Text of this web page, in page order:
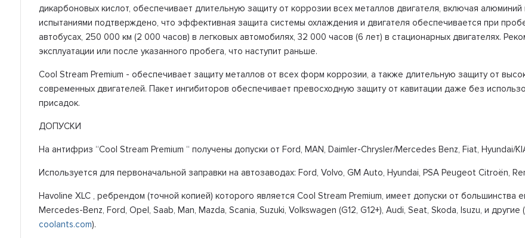
дикарбоновых кислот, обеспечивает длительную защиту от коррозии всех металлов двигателя, включая
испытаниями подтверждено, что эффективная защита системы охлаждения и двигателя обеспечивается при
автобусах, 250 000 км (2 000 часов) в легковых автомобилях, 32 000 часов (6 лет) в стационарных двигателях.
эксплуатации или после указанного пробега, что наступит раньше.
Cool Stream Premium - обеспечивает защиту металлов от всех форм коррозии, а также длительную защиту от
современных двигателей. Пакет ингибиторов обеспечивает превосходную защиту от кавитации даже без
присадок.
ДОПУСКИ
На антифриз “Cool Stream Premium “ получены допуски от Ford, MAN, Daimler-Chrysler/Mercedes Benz, Fiat,
Используется для первоначальной заправки на автозаводах: Ford, Volvo, GM Auto, Hyundai, PSA Peugeot Citroёn,
Havoline XLC , ребрендом (точной копией) которого является Cool Stream Premium, имеет допуски от большинства
Mercedes-Benz, Ford, Opel, Saab, Man, Mazda, Scania, Suzuki, Volkswagen (G12, G12+), Audi, Seat, Skoda, Isuzu, и
coolants.com).